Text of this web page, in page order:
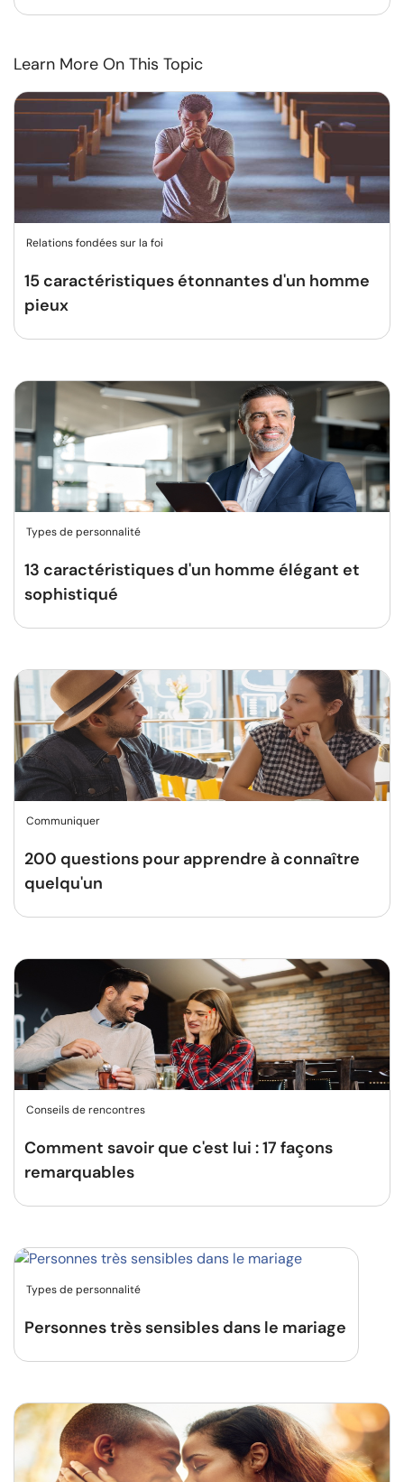
Learn More On This Topic
Relations fondées sur la foi
15 caractéristiques étonnantes d'un homme
pieux
Types de personnalité
13 caractéristiques d'un homme élégant et
sophistiqué
Communiquer
200 questions pour apprendre à connaître
quelqu'un
Conseils de rencontres
Comment savoir que c'est lui : 17 façons
remarquables
Types de personnalité
Personnes très sensibles dans le mariage